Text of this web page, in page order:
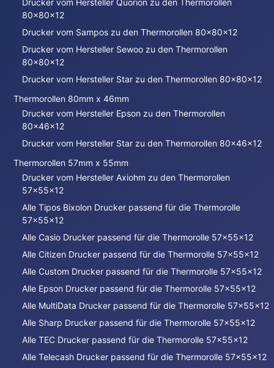
Drucker vom Hersteller Quorion zu den Thermorollen
80x80x12
Drucker vom Sampos zu den Thermorollen 80x80x12
Drucker vom Hersteller Sewoo zu den Thermorollen
80x80x12
Drucker vom Hersteller Star zu den Thermorollen 80x80x12
Thermorollen 80mm x 46mm
Drucker vom Hersteller Epson zu den Thermorollen
80x46x12
Drucker vom Hersteller Star zu den Thermorollen 80x46x12
Thermorollen 57mm x 55mm
Drucker vom Hersteller Axiohm zu den Thermorollen
57x55x12
Alle Tipos Bixolon Drucker passend für die Thermorolle
57x55x12
Alle Casio Drucker passend für die Thermorolle 57x55x12
Alle Citizen Drucker passend für die Thermorolle 57x55x12
Alle Custom Drucker passend für die Thermorolle 57x55x12
Alle Epson Drucker passend für die Thermorolle 57x55x12
Alle MultiData Drucker passend für die Thermorolle 57x55x12
Alle Sharp Drucker passend für die Thermorolle 57x55x12
Alle TEC Drucker passend für die Thermorolle 57x55x12
Alle Telecash Drucker passend für die Thermorolle 57x55x12